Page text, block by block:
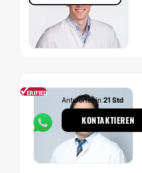
Antwortet in 21 Std
KONTAKTIEREN